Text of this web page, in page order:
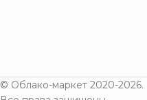
© Облако-маркет 2020-2026.